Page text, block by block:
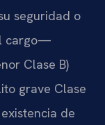
seguridad o
cargo—
Clase B)
grave Clase
de